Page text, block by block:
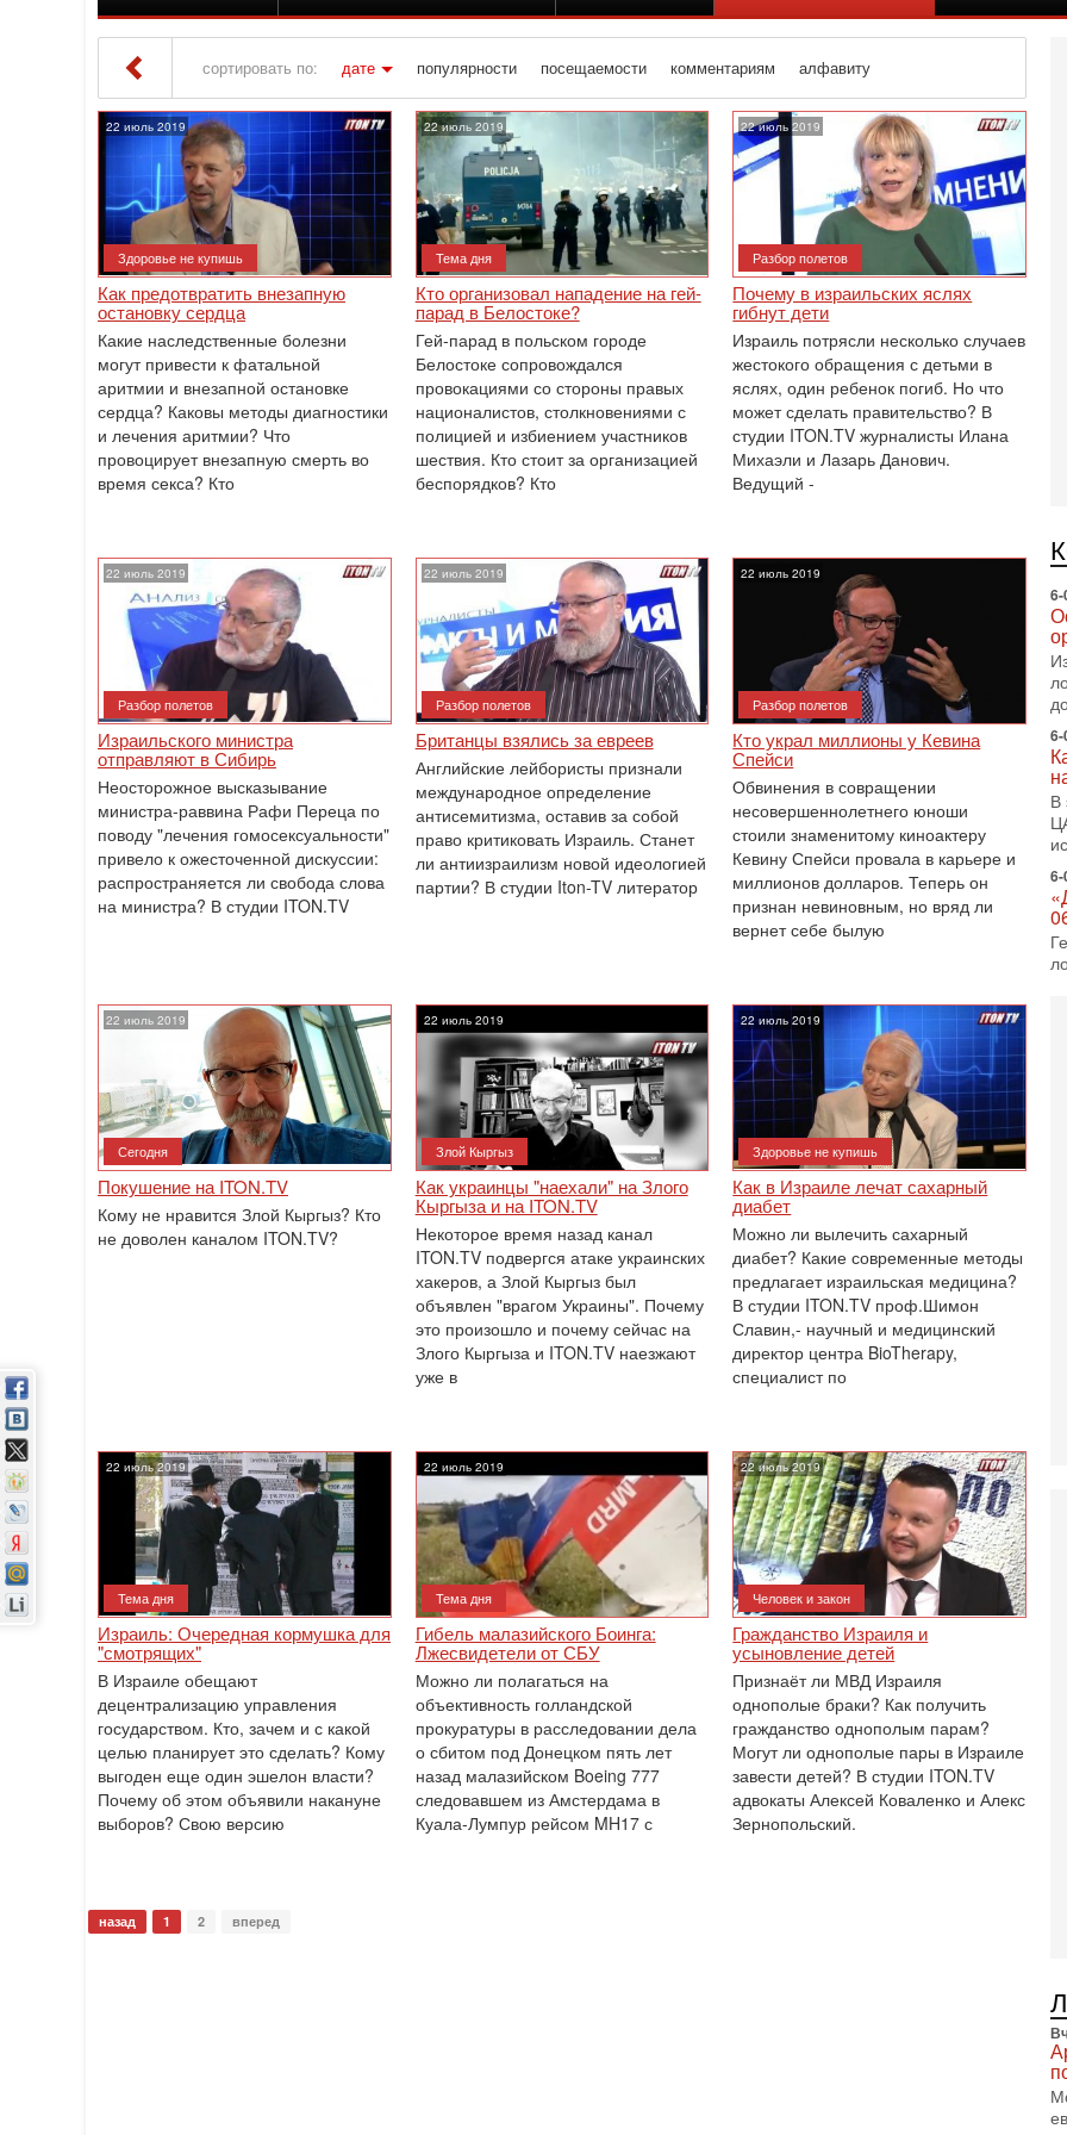
сортировать по: дате популярности посещаемости комментариям алфавиту
Iton TV » Материалы за 22.07.2019
22 июль 2019
Здоровье не купишь
Как предотвратить внезапную
остановку сердца
Какие наследственные болезни
могут привести к фатальной
аритмии и внезапной остановке
сердца? Каковы методы диагностики
и лечения аритмии? Что
провоцирует внезапную смерть во
время секса? Кто
22 июль 2019
Тема дня
Кто организовал нападение на гей-
парад в Белостоке?
Гей-парад в польском городе
Белостоке сопровождался
провокациями со стороны правых
националистов, столкновениями с
полицией и избиением участников
шествия. Кто стоит за организацией
беспорядков? Кто
22 июль 2019
Разбор полетов
Почему в израильских яслях
гибнут дети
Израиль потрясли несколько случаев
жестокого обращения с детьми в
яслях, один ребенок погиб. Но что
может сделать правительство? В
студии ITON.TV журналисты Илана
Михаэли и ‎Лазарь Данович.
Ведущий -
22 июль 2019
Разбор полетов
Израильского министра
отправляют в Сибирь
Неосторожное высказывание
министра-раввина Рафи Переца по
поводу "лечения ‎гомосексуальности"
привело к ожесточенной дискуссии:
распространяется ли свобода слова
на ‎министра? В студии ITON.TV
22 июль 2019
Разбор полетов
Британцы взялись за евреев
Английские лейбористы признали
международное определение
антисемитизма, ‎‎оставив за собой
право критиковать Израиль. Станет
ли антиизраилизм новой ‎‎идеологией
партии? В студии Iton-TV литератор
22 июль 2019
Разбор полетов
Кто украл миллионы у Кевина
Спейси
Обвинения в совращении
несовершеннолетнего юноши
стоили знаменитому киноактеру
Кевину ‎Спейси провала в карьере и
миллионов долларов. Теперь он
признан невиновным, но вряд ли
вернет ‎себе былую
22 июль 2019
Сегодня
Покушение на ITON.TV
Кому не нравится Злой Кыргыз? Кто
не доволен каналом ITON.TV?
22 июль 2019
Злой Кыргыз
Как украинцы "наехали" на Злого
Кыргыза и на ITON.TV
Некоторое время назад канал
ITON.TV подвергся атаке украинских
хакеров, а Злой Кыргыз был
объявлен "врагом Украины". Почему
это произошло и почему сейчас на
Злого Кыргыза и ITON.TV наезжают
уже в
22 июль 2019
Здоровье не купишь
Как в Израиле лечат сахарный
диабет
Можно ли вылечить сахарный
диабет? Какие современные методы
предлагает израильская медицина?
В студии ITON.TV проф.Шимон
Славин,- научный и медицинский
директор центра BioTherapy,
специалист по
22 июль 2019
Тема дня
Израиль: Очередная кормушка для
"смотрящих"
В Израиле обещают
децентрализацию управления
государством. Кто, зачем и с какой
целью планирует это сделать? Кому
выгоден еще один эшелон власти?
Почему об этом объявили накануне
выборов? Свою версию
22 июль 2019
Тема дня
Гибель малазийского Боинга:
Лжесвидетели от СБУ
Можно ли полагаться на
объективность голландской
прокуратуры в расследовании дела
о сбитом под Донецком пять лет
назад малазийском Boeing 777
следовавшем из Амстердама в
Куала-Лумпур рейсом MH17 с
22 июль 2019
Человек и закон
Гражданство Израиля и
усыновление детей
Признаёт ли МВД Израиля
однополые браки? Как получить
гражданство однополым парам?
Могут ли однополые пары в Израиле
завести детей? В студии ITON.TV
адвокаты Алексей Коваленко и Алекс
Зернопольский.
назад 1 2 вперед
6-
6-
В
6-